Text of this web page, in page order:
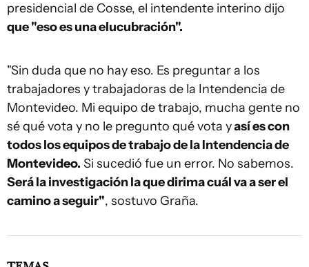
presidencial de Cosse, el intendente interino dijo
que "eso es una elucubración".
"Sin duda que no hay eso. Es preguntar a los
trabajadores y trabajadoras de la Intendencia de
Montevideo. Mi equipo de trabajo, mucha gente no
sé qué vota y no le pregunto qué vota yasí es con
todos los equipos de trabajo de la Intendencia de
Montevideo. Si sucedió fue un error. No sabemos.
Será la investigación la que dirima cuál va a ser el
camino a seguir", sostuvo Graña.